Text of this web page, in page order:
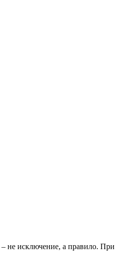
не исключение, а правило. При